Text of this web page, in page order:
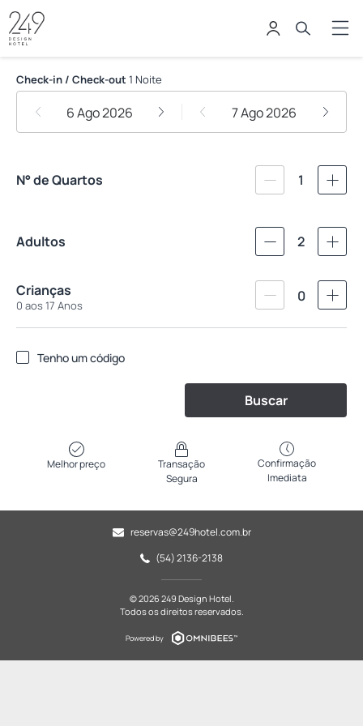
249 Design Hotel
Check-in / Check-out 1 Noite
6 Ago 2026 7 Ago 2026
N° de Quartos 1
Adultos 2
Crianças
0 aos 17 Anos
0
Tenho um código
Buscar
Melhor preço
Transação
Segura
Confirmação
Imediata
reservas@249hotel.com.br
(54) 2136-2138
© 2026 249 Design Hotel.
Todos os direitos reservados.
Powered by